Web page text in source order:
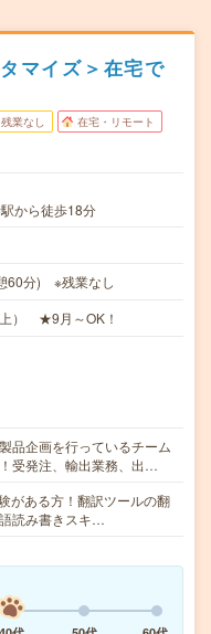
マイズ＞在宅で
残業なし 在宅・リモート
から徒歩18分
60分) ※残業なし
） ★9月～OK！
品企画を行っているチーム
受発注、輸出業務、出…
がある方！翻訳ツールの翻
読み書きスキ…